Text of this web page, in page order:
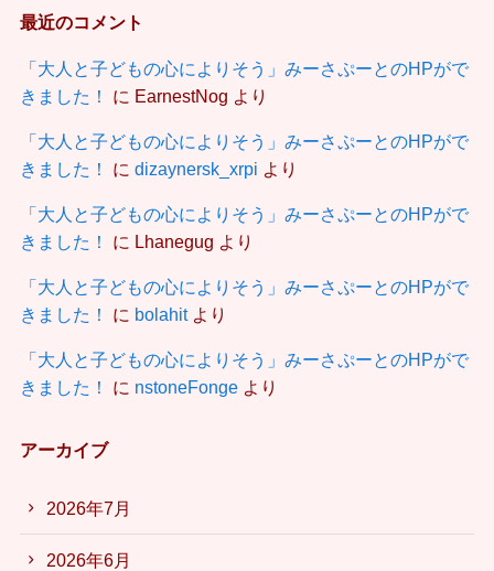
最近のコメント
「大人と子どもの心によりそう」みーさぷーとのHPがで
きました！
に EarnestNog より
「大人と子どもの心によりそう」みーさぷーとのHPがで
きました！
に dizaynersk_xrpi より
「大人と子どもの心によりそう」みーさぷーとのHPがで
きました！
に Lhanegug より
「大人と子どもの心によりそう」みーさぷーとのHPがで
きました！
に bolahitより
「大人と子どもの心によりそう」みーさぷーとのHPがで
きました！
に nstoneFongeより
アーカイブ
2026年7月
2026年6月